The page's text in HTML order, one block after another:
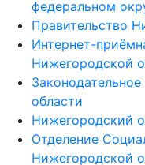
федеральном
Правительство
Интернет-
Нижегородской
области
Нижегородский
Отделение
Нижегородской